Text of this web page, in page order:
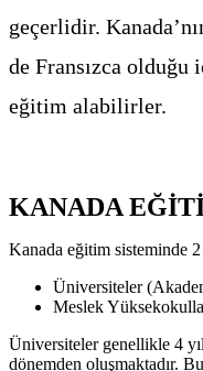
geçerlidir.
de Fransızca
eğitim alabilirler.
KANADA
Kanada eğitim sisteminde 2
Üniversiteler
Meslek
Üniversiteler genellikle 4
dönemden oluşmaktadır.